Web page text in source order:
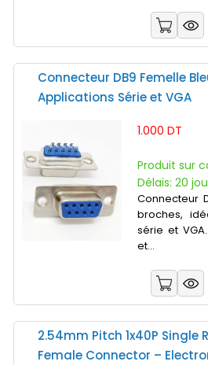
Connecteur DB9 Femelle
Applications Série et VGA
1.000 DT
Produit sur
Délais: 20
Connecteur
broches,
série et
et...
2.54mm Pitch 1x40P Single
Female Connector –